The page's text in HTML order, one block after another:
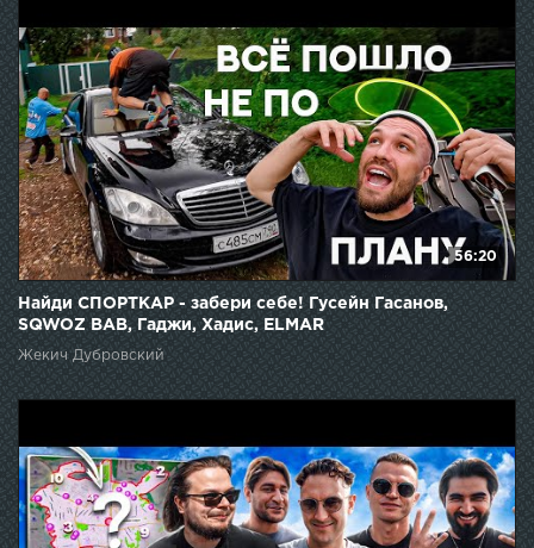
56:20
Найди СПОРТКАР - забери себе! Гусейн Гасанов,
SQWOZ BAB, Гаджи, Хадис, ELMAR
Жекич Дубровский